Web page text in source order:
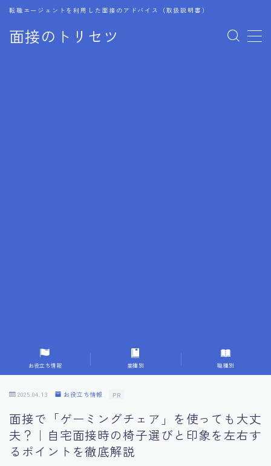
面接のトリセツ
転職エージェントを利用した面接のアドバイス（取扱説明書）
MENU
9.面接での落とし穴とその対策
10.フィードバックを活用する方法
11.オンライン面接の成功への鍵
12.転職先企業の文化を深く理解する
お役立ち情報 業種別 職種別
2025.04.13 お役立ち情報 PR
面接で「ゲーミングチェア」を使っても大丈
夫？｜自宅面接時の椅子選びと印象を左右す
るポイントを徹底解説